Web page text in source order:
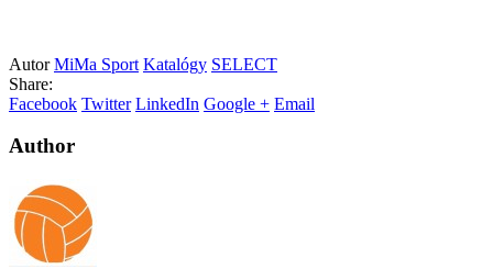
AutorMiMa Sport Katalógy SELECT
Share:
Facebook Twitter LinkedIn Google + Email
Author